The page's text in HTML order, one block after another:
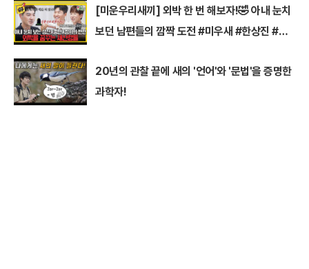
[미운우리새끼] 외박 한 번 해보자!🤣 아내 눈치
보던 남편들의 깜짝 도전 #미우새 #한상진 #김
20년의 관찰 끝에 새의 '언어'와 '문법'을 증명한
과학자!